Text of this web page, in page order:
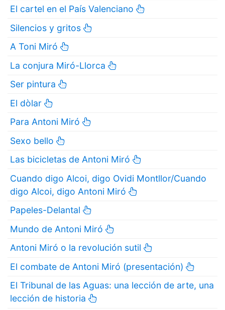
El cartel en el País Valenciano
Silencios y gritos
A Toni Miró
La conjura Miró-Llorca
Ser pintura
El dòlar
Para Antoni Miró
Sexo bello
Las bicicletas de Antoni Miró
Cuando digo Alcoi, digo Ovidi Montllor/Cuando
digo Alcoi, digo Antoni Miró
Papeles-Delantal
Mundo de Antoni Miró
Antoni Miró o la revolución sutil
El combate de Antoni Miró (presentación)
El Tribunal de las Aguas: una lección de arte, una
lección de historia